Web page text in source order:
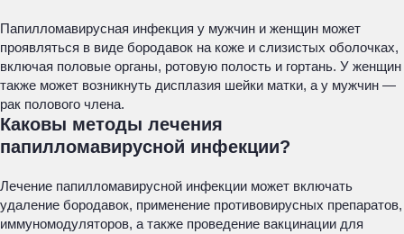
Папилломавирусная инфекция у мужчин и женщин может
проявляться в виде бородавок на коже и слизистых оболочках,
включая половые органы, ротовую полость и гортань. У женщин
также может возникнуть дисплазия шейки матки, а у мужчин —
рак полового члена.
Каковы методы лечения
папилломавирусной инфекции?
Лечение папилломавирусной инфекции может включать
удаление бородавок, применение противовирусных препаратов,
иммуномодуляторов, а также проведение вакцинации для